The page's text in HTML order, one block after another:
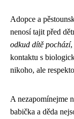
Adopce a
nenosí tajit před
odkud dítě pochází,
kontaktu s
nikoho, ale
A nezapomínejme
babička a děda